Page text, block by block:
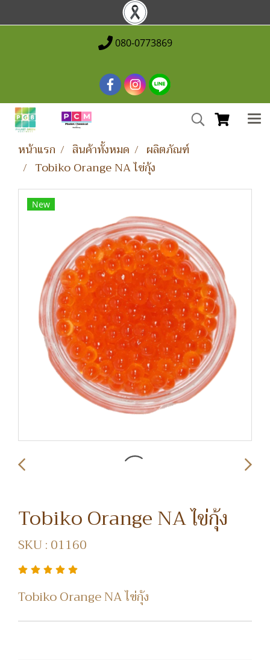
080-0773869
หน้าแรก สินค้าทั้งหมด
ผลิตภัณฑ์
Tobiko Orange NA ไข่กุ้ง
New
Tobiko Orange NA ไข่กุ้ง
SKU : 01160
Tobiko Orange NA ไข่กุ้ง